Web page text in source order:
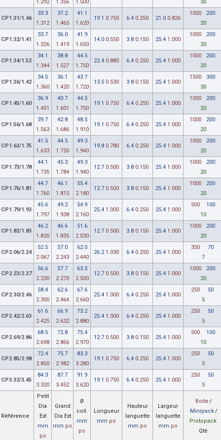
1.292 1.356 1.500 30
CP1.31/1.46
33.3
1.312
37.2
1.465
41.1
1.620
19.1 0.750 6.4 0.250 21.0 0.826
1000
200
20
CP1.32/1.41
33.7
1.326
36.0
1.419
41.9
1.650
14.0 0.550 3.8 0.150 25.4 1.000
1000
200
20
CP1.34/1.52
34.1
1.344
38.8
1.527
44.5
1.750
22.4 0.880 6.4 0.250 25.4 1.000
1000
200
20
CP1.36/1.42
34.5
1.360
36.1
1.420
43.7
1.720
13.5 0.530 3.8 0.150 25.4 1.000
1500
300
30
CP1.45/1.60
36.9
1.451
40.7
1.601
44.5
1.750
19.1 0.750 6.4 0.250 25.4 1.000
1000
200
20
CP1.56/1.68
39.7
1.563
42.8
1.686
48.5
1.910
19.1 0.750 6.4 0.250 25.4 1.000
1000
200
20
CP1.63/1.75
41.5
1.633
44.5
1.750
49.3
1.940
19.8 0.780 6.4 0.250 25.4 1.000
1000
200
20
CP1.73/1.78
44.1
1.735
45.3
1.784
49.3
1.940
12.7 0.500 3.8 0.150 25.4 1.000
1000
200
20
CP1.76/1.81
44.7
1.760
46.1
1.815
55.4
2.180
12.7 0.500 3.8 0.150 25.4 1.000
1000
200
20
CP1.79/1.93
45.6
1.797
49.2
1.938
54.9
2.160
25.4 1.000 6.4 0.250 25.4 1.000
500
100
10
CP1.82/1.83
46.2
1.820
46.6
1.835
51.6
2.030
12.7 0.500 3.8 0.150 25.4 1.000
1000
200
20
CP2.06/2.24
52.5
2.067
57.0
2.243
62.0
2.440
26.2 1.030 6.4 0.250 25.4 1.000
350
70
7
CP2.23/2.27
56.6
2.230
57.7
2.270
63.5
2.500
12.7 0.500 3.8 0.150 25.4 1.000
1000
200
20
CP2.30/2.46
58.4
2.300
62.6
2.464
67.6
2.660
25.4 1.000 6.4 0.250 25.4 1.000
250
50
5
CP2.42/2.63
61.6
2.425
66.9
2.632
73.2
2.880
25.4 1.000 6.4 0.250 25.4 1.000
250
50
5
CP2.69/2.86
68.5
2.698
72.8
2.866
75.4
2.970
12.7 0.500 3.8 0.150 25.4 1.000
500
100
10
CP2.85/2.98
72.4
2.850
75.7
2.982
83.3
3.280
19.1 0.750 6.4 0.250 25.4 1.000
250
50
5
CP3.32/3.45
84.3
3.320
87.7
3.452
91.9
3.620
19.1 0.750 6.4 0.250 25.4 1.000
250
50
5
Référence
Petit
Dia
Ext
mm
po
Grand
Dia Ext
mm po
Ø
coll.
mm
po
Longueur
mm po
Hauteur
languette
mm po
Largeur
languette
mm po
Boite /
Minipack/
Protopack
Qté